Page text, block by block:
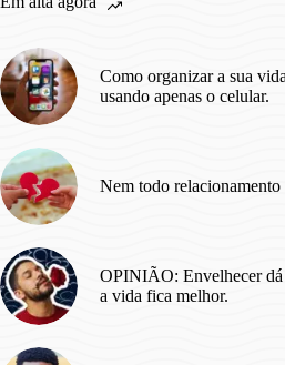
que
praticá-
la).
Como organizar a sua
usando apenas o celular.
Nem todo
OPINIÃO: Envelhecer dá
a vida fica melhor.